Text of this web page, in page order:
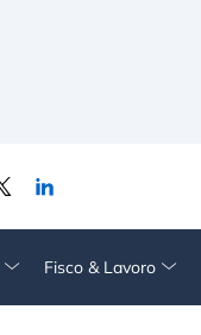
Fisco & Lavoro